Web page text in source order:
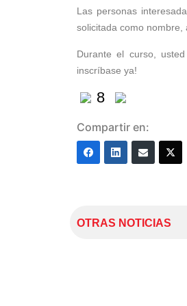
Las personas
solicitada como nombre,
Durante el curso,
inscríbase ya!
8
Compartir en:
OTRAS NOTICIAS